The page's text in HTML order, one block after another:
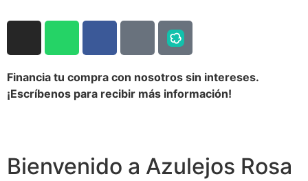
Financia tu compra con nosotros sin intereses.
¡Escríbenos para recibir más información!
Bienvenido a Azulejos Rosa